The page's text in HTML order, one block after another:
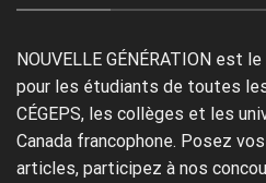
NOUVELLE GÉNÉRATION est
pour les étudiants de toutes
CÉGEPS, les collèges et les
Canada francophone. Posez
articles, participez à nos